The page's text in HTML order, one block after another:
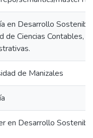
en Desarrollo
de Ciencias Contables,
de Manizales
en Desarrollo